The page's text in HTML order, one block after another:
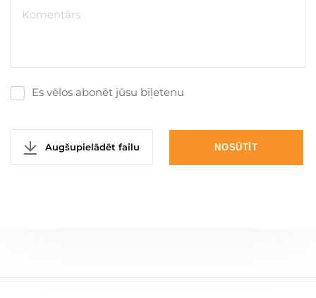
Es vēlos abonēt jūsu biļetenu
Augšupielādēt failu NOSŪTĪT